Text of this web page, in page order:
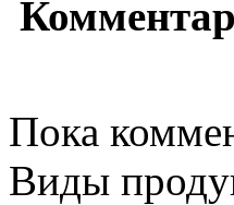
Пока
Виды